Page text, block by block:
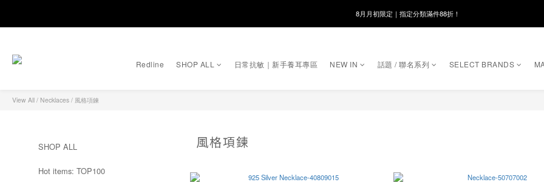
8月月初限定｜指定分類滿件88折！
8月月初限定｜指定分類滿件88折！
🌸新會員限定🌸註冊送$100購物金
Redline SHOP ALL 日常抗敏｜新手養耳專區 NEW IN 話題 / 聯名系列 SELECT BRANDS
View All / Necklaces / 風格項鍊
SHOP ALL
Hot items: TOP100
風格項鍊